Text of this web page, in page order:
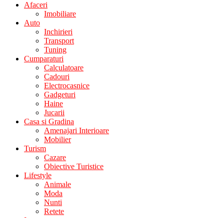
Afaceri
Imobiliare
Auto
Inchirieri
Transport
Tuning
Cumparaturi
Calculatoare
Cadouri
Electrocasnice
Gadgeturi
Haine
Jucarii
Casa si Gradina
Amenajari Interioare
Mobilier
Turism
Cazare
Obiective Turistice
Lifestyle
Animale
Moda
Nunti
Retete